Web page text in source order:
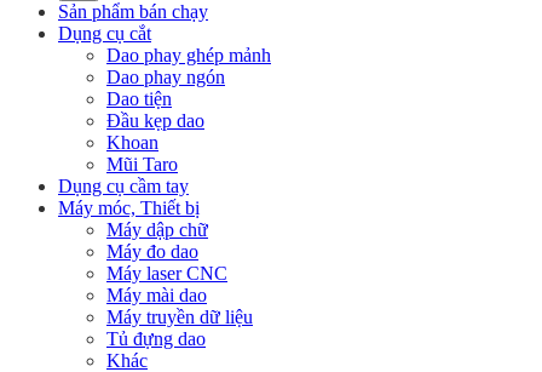
Sản phẩm bán chạy
Dụng cụ cắt
Dao phay ghép mảnh
Dao phay ngón
Dao tiện
Đầu kẹp dao
Khoan
Mũi Taro
Dụng cụ cầm tay
Máy móc, Thiết bị
Máy dập chữ
Máy đo dao
Máy laser CNC
Máy mài dao
Máy truyền dữ liệu
Tủ đựng dao
Khác